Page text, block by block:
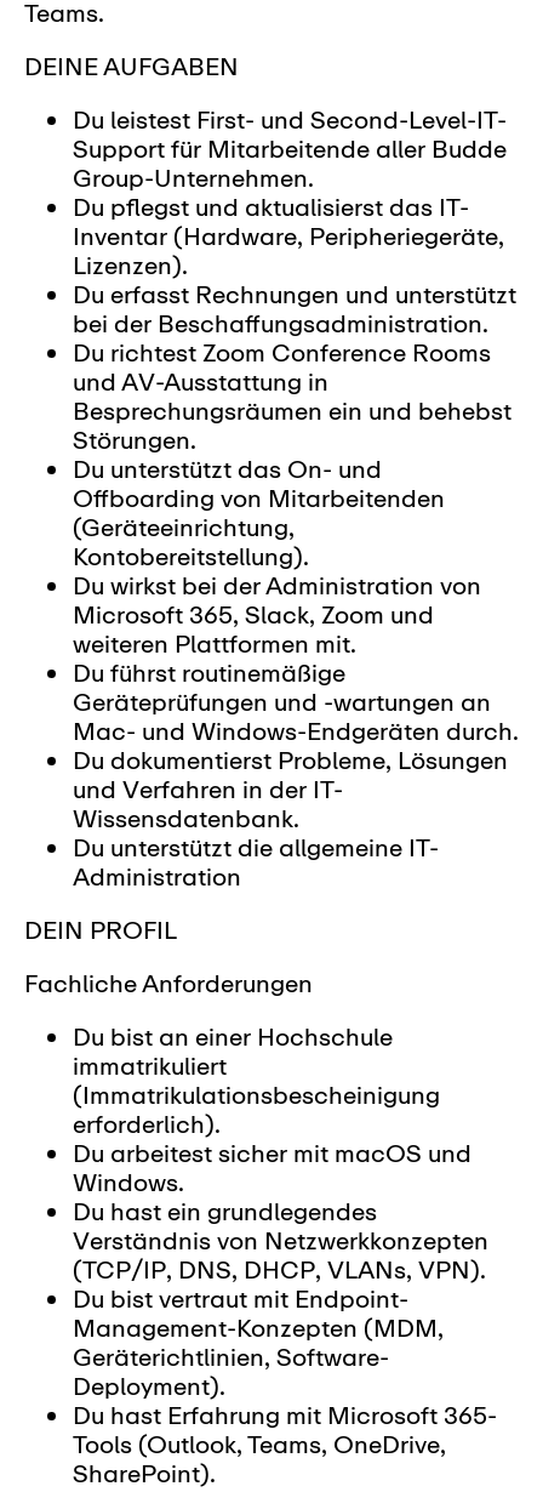
Teams.
DEINE AUFGABEN
Du leistest First- und Second-Level-IT-
Support für Mitarbeitende aller Budde
Group-Unternehmen.
Du pflegst und aktualisierst das IT-
Inventar (Hardware, Peripheriegeräte,
Lizenzen).
Du erfasst Rechnungen und unterstützt
bei der Beschaffungsadministration.
Du richtest Zoom Conference Rooms
und AV-Ausstattung in
Besprechungsräumen ein und behebst
Störungen.
Du unterstützt das On- und
Offboarding von Mitarbeitenden
(Geräteeinrichtung,
Kontobereitstellung).
Du wirkst bei der Administration von
Microsoft 365, Slack, Zoom und
weiteren Plattformen mit.
Du führst routinemäßige
Geräteprüfungen und -wartungen an
Mac- und Windows-Endgeräten durch.
Du dokumentierst Probleme, Lösungen
und Verfahren in der IT-
Wissensdatenbank.
Du unterstützt die allgemeine IT-
Administration
DEIN PROFIL
Fachliche Anforderungen
Du bist an einer Hochschule
immatrikuliert
(Immatrikulationsbescheinigung
erforderlich).
Du arbeitest sicher mit macOS und
Windows.
Du hast ein grundlegendes
Verständnis von Netzwerkkonzepten
(TCP/IP, DNS, DHCP, VLANs, VPN).
Du bist vertraut mit Endpoint-
Management-Konzepten (MDM,
Geräterichtlinien, Software-
Deployment).
Du hast Erfahrung mit Microsoft 365-
Tools (Outlook, Teams, OneDrive,
SharePoint).